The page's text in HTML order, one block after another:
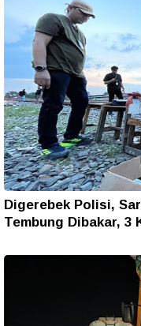
Digerebek Polisi,
Tembung Dibakar, 3